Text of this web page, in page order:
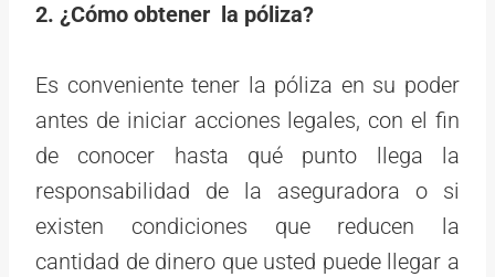
2. ¿Cómo obtener la póliza?
Es conveniente tener la póliza en su poder
antes de iniciar acciones legales, con el fin
de conocer hasta qué punto llega la
responsabilidad de la aseguradora o si
existen condiciones que reducen la
cantidad de dinero que usted puede llegar a